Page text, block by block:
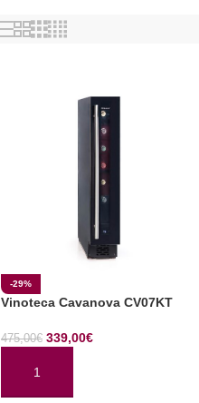
-29%
Vinoteca Cavanova CV07KT
475,00€ 339,00€
AÑADIR AL CARRITO